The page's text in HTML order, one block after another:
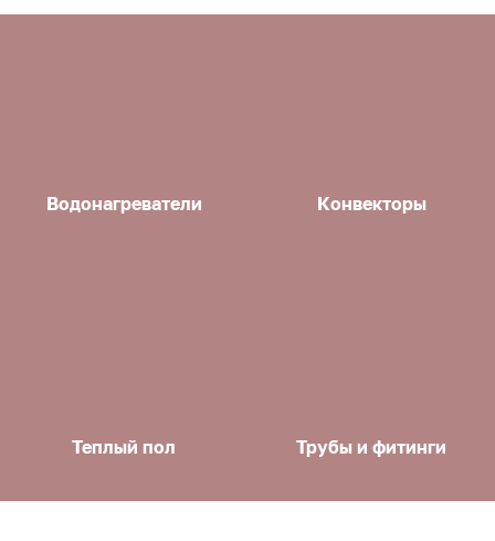
Водонагреватели Конвекторы
Теплый пол Трубы и фитинги